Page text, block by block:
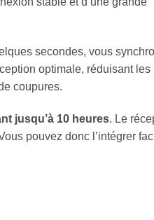
secondes, vous
optimale, réduisant les
coupures.
jusqu’à 10 heures. Le
pouvez donc l’intégrer